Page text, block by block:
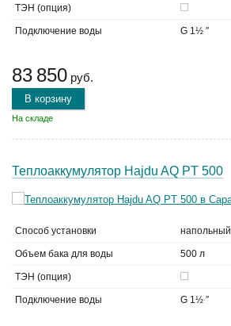
ТЭН (опция)
Подключение воды G 1½ ″
83 850 руб.
В корзину
На складе
Теплоаккумулятор Hajdu AQ PT 500
Способ установки напольный
Объем бака для воды 500 л
ТЭН (опция)
Подключение воды G 1½ ″